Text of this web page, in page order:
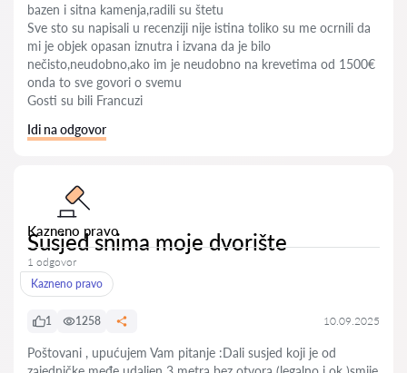
bazen i sitna kamenja,radili su štetu
Sve sto su napisali u recenziji nije istina toliko su me ocrnili da
mi je objek opasan iznutra i izvana da je bilo
nečisto,neudobno,ako im je neudobno na krevetima od 1500€
onda to sve govori o svemu
Gosti su bili Francuzi
Idi na odgovor
Kazneno pravo
Susjed snima moje dvorište
1 odgovor
Kazneno pravo
1 1258 10.09.2025
Poštovani , upućujem Vam pitanje :Dali susjed koji je od